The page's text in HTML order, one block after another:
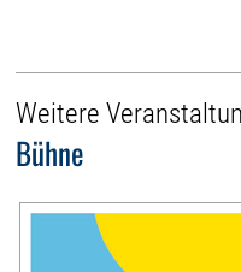
Weitere
Bühne